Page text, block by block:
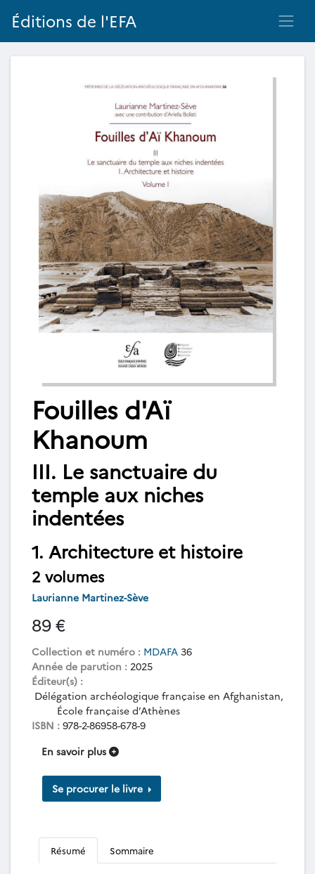
Éditions de l'EFA
Fouilles d'Aï
Khanoum
III. Le sanctuaire du
temple aux niches
indentées
1. Architecture et histoire
2 volumes
Laurianne Martinez-Sève
89 €
Collection et numéro : MDAFA 36
Année de parution : 2025
Éditeur(s) :
Délégation archéologique française en Afghanistan,
École française d’Athènes
ISBN : 978-2-86958-678-9
En savoir plus
Se procurer le livre
Résumé Sommaire